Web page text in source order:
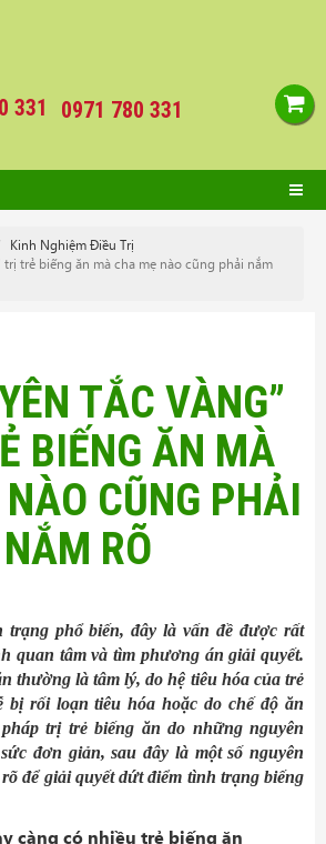
0971 780 331
331
Kinh Nghiệm Điều Trị
trị trẻ biếng ăn mà cha mẹ nào cũng phải nắm
TẮC VÀNG”
BIẾNG ĂN MÀ
CŨNG PHẢI
NẮM RÕ
trạng phổ biến, đây là vấn đề được rất
quan tâm và tìm phương án giải quyết.
thườnglà tâm lý, do hệ tiêu hóa của trẻ
bị rối loạn tiêu hóa hoặc dochế độ ăn
trị trẻ biếng ăn do những nguyên
đơn giản,sau đây là một số nguyên
để giải quyếtdứtđiểm tình trạng biếng
càng có nhiều trẻ biếng ăn